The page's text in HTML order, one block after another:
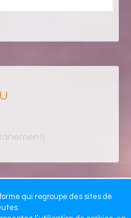
qui regroupe des sites de